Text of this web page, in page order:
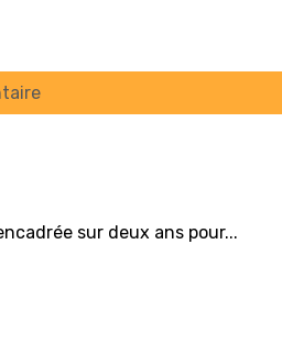
sur deux ans pour...